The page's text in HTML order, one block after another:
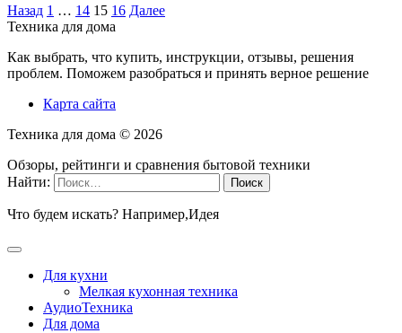
Назад 1 … 14 15 16 Далее
Техника для дома
Как выбрать, что купить, инструкции, отзывы, решения
проблем. Поможем разобраться и принять верное решение
Карта сайта
Техника для дома © 2026
Обзоры, рейтинги и сравнения бытовой техники
Найти:
Что будем искать? Например,Идея
Для кухни
Мелкая кухонная техника
АудиоТехника
Для дома